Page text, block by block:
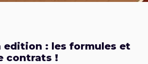
edition : les formules et
contrats !